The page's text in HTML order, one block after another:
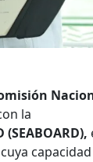
la
cuya